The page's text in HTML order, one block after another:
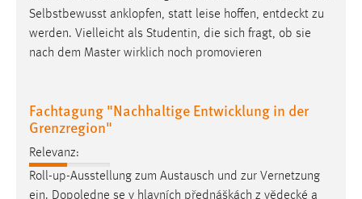
Selbstbewusst anklopfen, statt leise hoffen, entdeckt zu
werden. Vielleicht als Studentin, die sich fragt, ob sie
nach dem Master wirklich noch promovieren
Fachtagung "Nachhaltige Entwicklung in der
Grenzregion"
Relevanz:
Roll-up-Ausstellung zum Austausch und zur Vernetzung
ein. Dopoledne se v hlavních přednáškách z vědecké a